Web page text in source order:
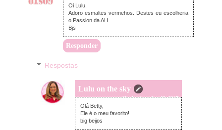
Oi Lulu,
Adoro esmaltes vermehos. Destes eu escolheria
o Passion da AH.
Bjs
Responder
Respostas
Lulu on the sky
sábado, dezembro 09, 2017
Olá Betty,
Ele é o meu favorito!
big beijos